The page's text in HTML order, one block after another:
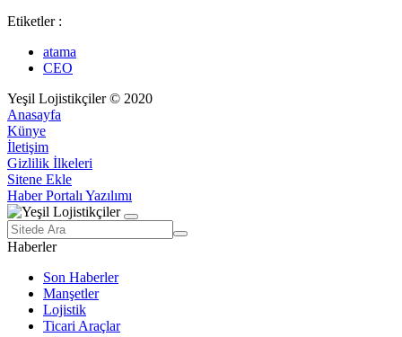
Etiketler :
atama
CEO
Yeşil Lojistikçiler © 2020
Anasayfa
Künye
İletişim
Gizlilik İlkeleri
Sitene Ekle
Haber Portalı Yazılımı
Haberler
Son Haberler
Manşetler
Lojistik
Ticari Araçlar